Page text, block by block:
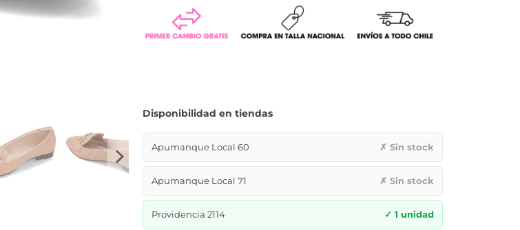
Disponibilidad en tiendas
Apumanque Local 60 ✗ Sin stock
Apumanque Local 71 ✗ Sin stock
Providencia 2114 ✓ 1 unidad